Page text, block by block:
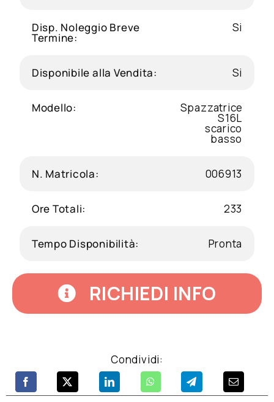
Disp. Noleggio Breve
Termine:
Si
Disponibile alla Vendita: Si
Modello: Spazzatrice
S16L
scarico
basso
N. Matricola: 006913
Ore Totali: 233
Tempo Disponibilità: Pronta
RICHIEDI INFO
Condividi: